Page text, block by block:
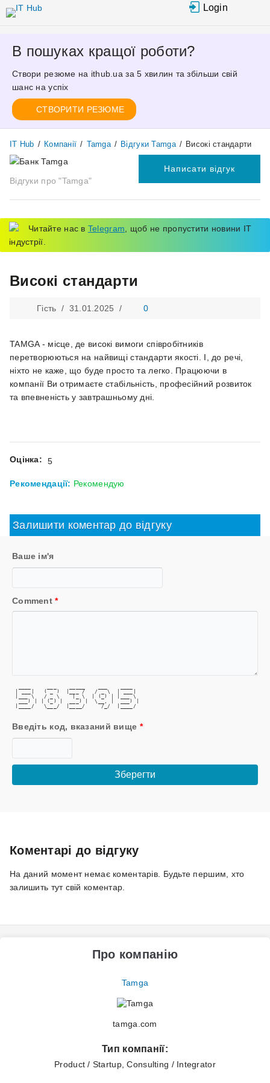
вмісту
Login
В пошуках кращої роботи?
Створи резюме на ithub.ua за 5 хвилин та збільши свій
шанс на успіх
СТВОРИТИ РЕЗЮМЕ
IT Hub / Компанії / Tamga / Відгуки Tamga / Високі стандарти
Написати відгук
Відгуки про "Tamga"
Читайте нас в Telegram , щоб не пропустити новини IT
індустрії.
Високі стандарти
Гість / 31.01.2025 / 0
TAMGA - місце, де високі вимоги співробітників
перетворюються на найвищі стандарти якості. І, до речі,
ніхто не каже, що буде просто та легко. Працюючи в
компанії Ви отримаєте стабільність, професійний розвиток
та впевненість у завтрашньому дні.
Оцінка: 5
Рекомендації: Рекомендую
Залишити коментар до відгуку
Ваше ім'я
Comment*
| ___|   ( _ )  |___ /   / _ \  | ___|
|___ \   / _ \    |_ \  | (_) | |___ \
  ___) | | (_) |  ___) |  \__, |  ___) |
|____/   \___/  |____/     /_/  |____/
Введіть код, вказаний вище *
Коментарі до відгуку
На даний момент немає коментарів. Будьте першим, хто
залишить тут свій коментар.
Про компанію
Tamga
tamga.com
Тип компанії:
Product / Startup, Consulting / Integrator